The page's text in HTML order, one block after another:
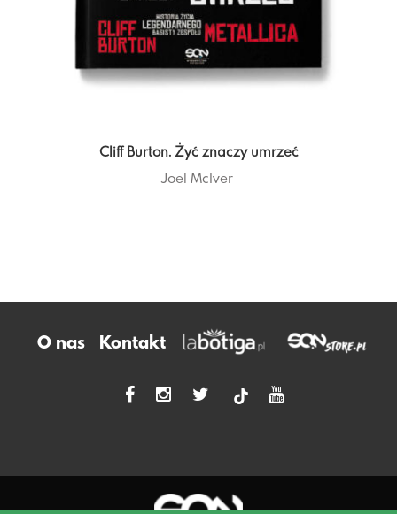
Cliff Burton. Żyć znaczy umrzeć
Joel McIver
O nas Kontakt
tiktok